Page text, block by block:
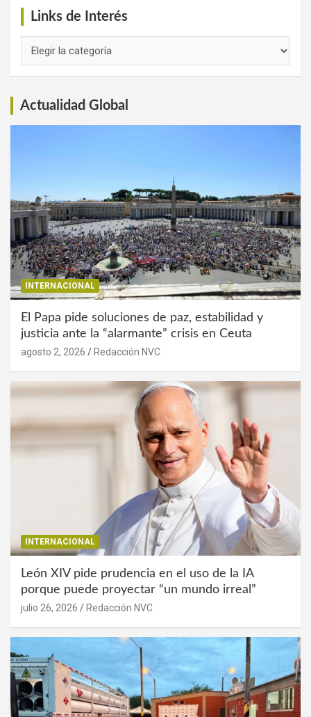
Links de Interés
Actualidad Global
INTERNACIONAL
El Papa pide soluciones de paz, estabilidad y
justicia ante la “alarmante” crisis en Ceuta
agosto 2, 2026 Redacción NVC
INTERNACIONAL
León XIV pide prudencia en el uso de la IA
porque puede proyectar “un mundo irreal”
julio 26, 2026 Redacción NVC